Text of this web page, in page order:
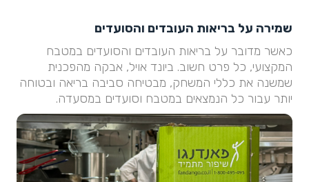
שמירה על בריאות העובדים והסועדים
כאשר מדובר על בריאות העובדים והסועדים במטבח
המקצועי, כל פרט חשוב. ביונד אויל, אבקה מהפכנית
שמשנה את כללי המשחק, מבטיחה סביבה בריאה ובטוחה
יותר עבור כל הנמצאים במטבח וסועדים במסעדה.